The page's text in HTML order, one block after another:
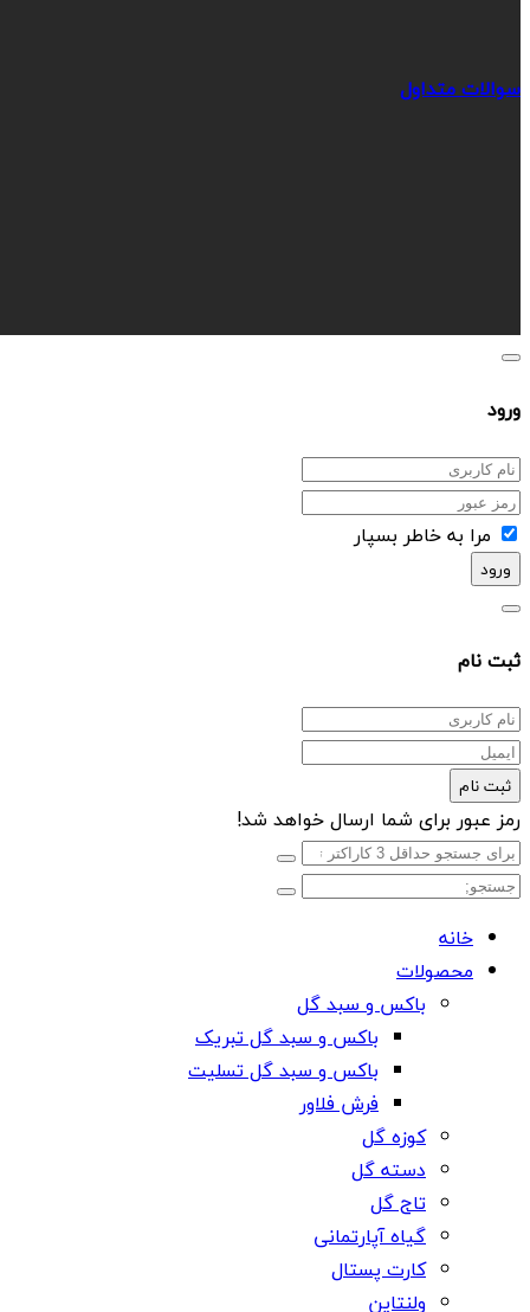
سوالات متداول
ورود
مرا به خاطر بسپار
ورود
ثبت نام
ثبت نام
رمز عبور برای شما ارسال خواهد شد!
خانه
محصولات
باکس و سبد گل
باکس و سبد گل تبریک
باکس و سبد گل تسلیت
فرش فلاور
کوزه گل
دسته گل
تاج گل
گیاه آپارتمانی
کارت پستال
ولنتاین